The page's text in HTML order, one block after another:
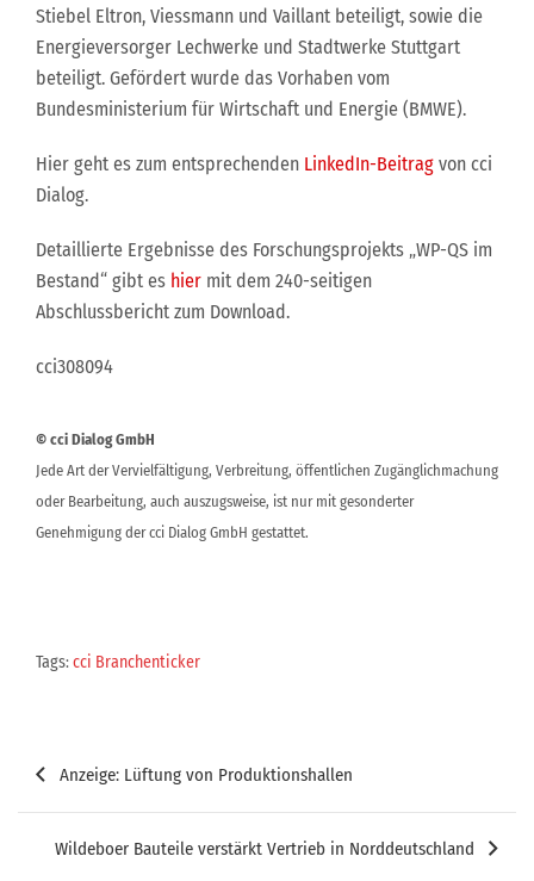
Stiebel Eltron, Viessmann und Vaillant beteiligt, sowie die
Energieversorger Lechwerke und Stadtwerke Stuttgart
beteiligt. Gefördert wurde das Vorhaben vom
Bundesministerium für Wirtschaft und Energie (BMWE).
Hier geht es zum entsprechenden LinkedIn-Beitrag von cci
Dialog.
Detaillierte Ergebnisse des Forschungsprojekts „WP-QS im
Bestand“ gibt es hier mit dem 240-seitigen
Abschlussbericht zum Download.
cci308094
© cci Dialog GmbH
Jede Art der Vervielfältigung, Verbreitung, öffentlichen Zugänglichmachung
oder Bearbeitung, auch auszugsweise, ist nur mit gesonderter
Genehmigung der cci Dialog GmbH gestattet.
Tags:cci Branchenticker
Beitragsnavigation
Anzeige: Lüftung von Produktionshallen
Wildeboer Bauteile verstärkt Vertrieb in Norddeutschland